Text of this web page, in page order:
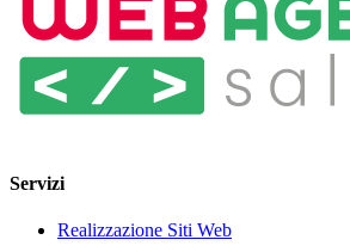
Servizi
Realizzazione Siti Web